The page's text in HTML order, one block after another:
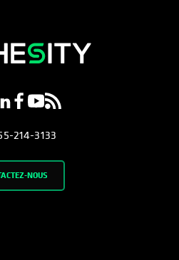
dans un nouvel onglet
s’ouvre dans un nouvel onglet
s’ouvre dans un nouvel onglet
s’ouvre dans un nouvel
s’ouvre dans un nouvel
214-3133
NOUS